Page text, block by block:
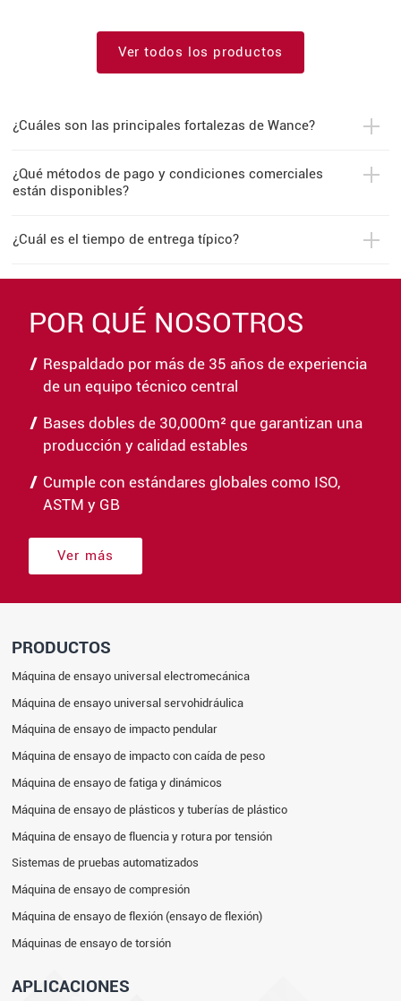
Ver todos los productos
¿Cuáles son las principales fortalezas de Wance?
¿Qué métodos de pago y condiciones comerciales
están disponibles?
¿Cuál es el tiempo de entrega típico?
POR QUÉ NOSOTROS
Respaldado por más de 35 años de experiencia
de un equipo técnico central
Bases dobles de 30,000m² que garantizan una
producción y calidad estables
Cumple con estándares globales como ISO,
ASTM y GB
Ver más
PRODUCTOS
Máquina de ensayo universal electromecánica
Máquina de ensayo universal servohidráulica
Máquina de ensayo de impacto pendular
Máquina de ensayo de impacto con caída de peso
Máquina de ensayo de fatiga y dinámicos
Máquina de ensayo de plásticos y tuberías de plástico
Máquina de ensayo de fluencia y rotura por tensión
Sistemas de pruebas automatizados
Máquina de ensayo de compresión
Máquina de ensayo de flexión (ensayo de flexión)
Máquinas de ensayo de torsión
APLICACIONES